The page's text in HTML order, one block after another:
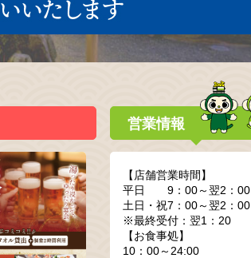
営業情報
【店舗営業時間】
平日 9：00～翌2：00
土日・祝7：00～翌2：00
※最終受付：翌1：20
【お食事処】
10：00～24:00